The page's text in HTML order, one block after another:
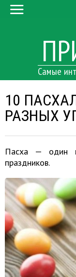
Самые
10
РАЗНЫХ
Пасха — один
праздников.